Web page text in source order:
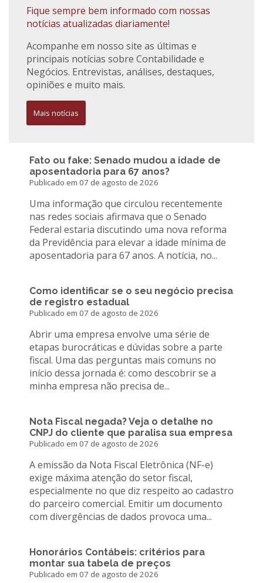
Fique sempre bem informado com nossas
notícias atualizadas diariamente!
Acompanhe em nosso site as últimas e
principais notícias sobre Contabilidade e
Negócios. Entrevistas, análises, destaques,
opiniões e muito mais.
Mais notícias
Fato ou fake: Senado mudou a idade de
aposentadoria para 67 anos?
Publicado em 07 de agosto de 2026
Uma informação que circulou recentemente
nas redes sociais afirmava que o Senado
Federal estaria discutindo uma nova reforma
da Previdência para elevar a idade mínima de
aposentadoria para 67 anos. A notícia, no...
Como identificar se o seu negócio precisa
de registro estadual
Publicado em 07 de agosto de 2026
Abrir uma empresa envolve uma série de
etapas burocráticas e dúvidas sobre a parte
fiscal. Uma das perguntas mais comuns no
início dessa jornada é: como descobrir se a
minha empresa não precisa de...
Nota Fiscal negada? Veja o detalhe no
CNPJ do cliente que paralisa sua empresa
Publicado em 07 de agosto de 2026
A emissão da Nota Fiscal Eletrônica (NF-e)
exige máxima atenção do setor fiscal,
especialmente no que diz respeito ao cadastro
do parceiro comercial. Emitir um documento
com divergências de dados provoca uma...
Honorários Contábeis: critérios para
montar sua tabela de preços
Publicado em 07 de agosto de 2026